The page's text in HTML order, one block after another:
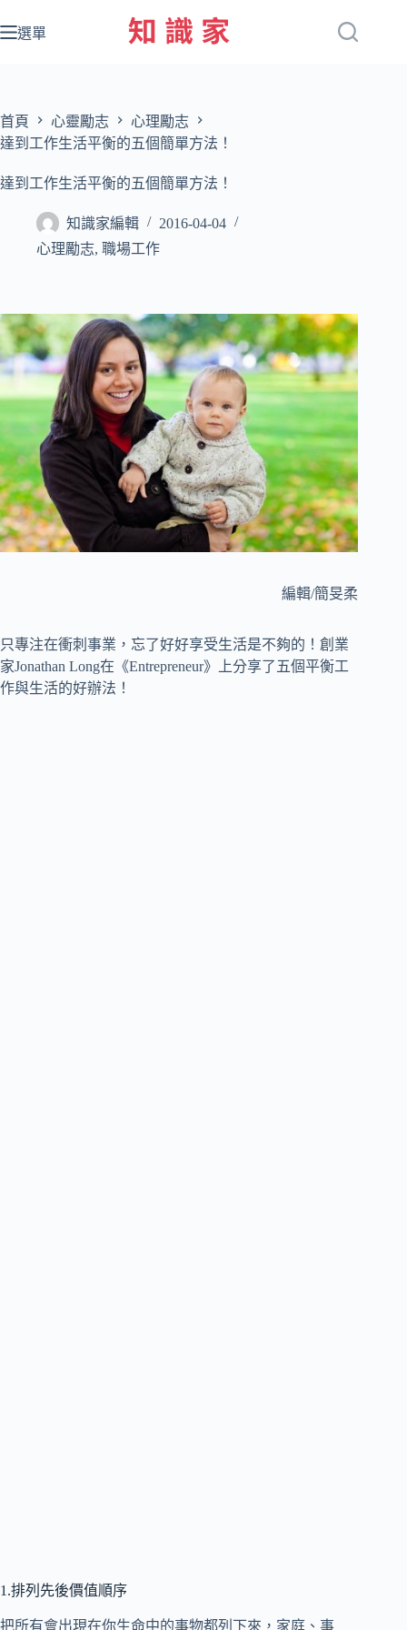
至
容
選單
首頁 心靈勵志
心理勵志
達到工作生活平衡的五個簡單方法！
達到工作生活平衡的五個簡單方法！
知識家編輯
2016-04-04
心理勵志, 職場工作
編輯/簡旻柔
只專注在衝刺事業，忘了好好享受生活是不夠的！創業
家Jonathan Long在《Entrepreneur》上分享了五個平衡工
作與生活的好辦法！
1.排列先後價值順序
把所有會出現在你生命中的事物都列下來，家庭、事